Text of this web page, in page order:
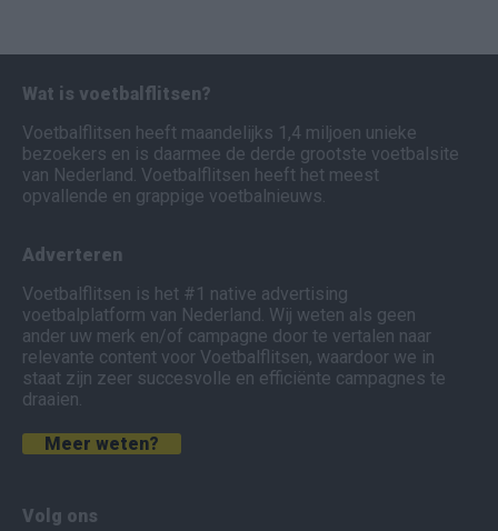
Wat is voetbalflitsen?
Voetbalflitsen heeft maandelijks 1,4 miljoen unieke
bezoekers en is daarmee de derde grootste voetbalsite
van Nederland. Voetbalflitsen heeft het meest
opvallende en grappige voetbalnieuws.
Adverteren
Voetbalflitsen is het #1 native advertising
voetbalplatform van Nederland. Wij weten als geen
ander uw merk en/of campagne door te vertalen naar
relevante content voor Voetbalflitsen, waardoor we in
staat zijn zeer succesvolle en efficiënte campagnes te
draaien.
Meer weten?
Volg ons